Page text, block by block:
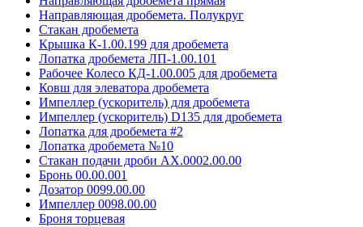
Направляющая дробемета. Полукруг
Стакан дробемета
Крышка К-1.00.199 для дробемета
Лопатка дробемета ЛП-1.00.101
Рабочее Колесо КД-1.00.005 для дробемета
Ковш для элеватора дробемета
Импеллер (ускоритель) для дробемета
Импеллер (ускоритель) D135 для дробемета
Лопатка для дробемета #2
Лопатка дробемета №10
Стакан подачи дроби АХ.0002.00.00
Бронь 00.00.001
Дозатор 0099.00.00
Импеллер 0098.00.00
Броня торцевая